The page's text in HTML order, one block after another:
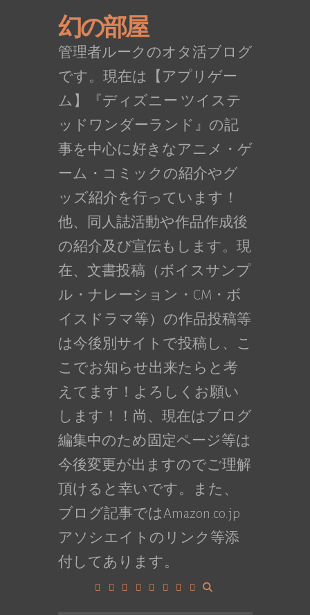
幻の部屋
管理者ルークのオタ活ブログ
です。現在は【アプリゲー
ム】『ディズニー ツイステ
ッドワンダーランド』の記
事を中心に好きなアニメ・ゲ
ーム・コミックの紹介やグ
ッズ紹介を行っています！
他、同人誌活動や作品作成後
の紹介及び宣伝もします。現
在、文書投稿（ボイスサンプ
ル・ナレーション・CM・ボ
イスドラマ等）の作品投稿等
は今後別サイトで投稿し、こ
こでお知らせ出来たらと考
えてます！よろしくお願い
します！！尚、現在はブログ
編集中のため固定ページ等は
今後変更が出ますのでご理解
頂けると幸いです。また、
ブログ記事ではAmazon.co.jp
アソシエイトのリンク等添
付してあります。